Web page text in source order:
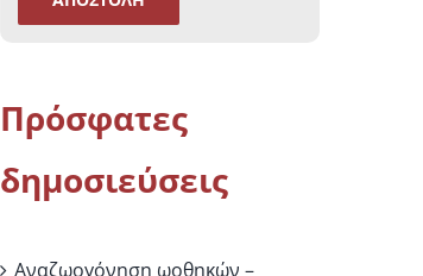
Πρόσφατες
δημοσιεύσεις
Αναζωογόνηση ωοθηκών –